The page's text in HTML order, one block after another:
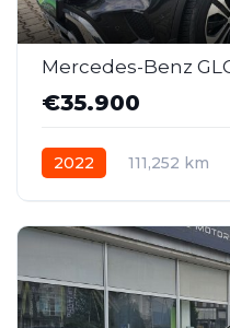
€35.900
2022 111,252 km